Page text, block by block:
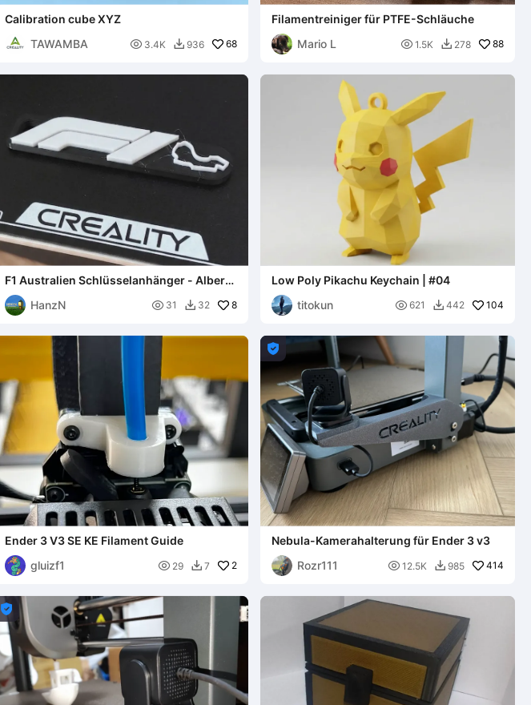
Calibration cube XYZ
TAWAMBA
 3.4K  936 68
Filamentreiniger für PTFE-Schläuche
Mario L
 1.5K  278 88
F1 Australien Schlüsselanhänger - Albert
Park Circuit (Zweifarbige / Fi
HanzN
 31  32 8
Low Poly Pikachu Keychain | #04
titokun
 621  442 104
Ender 3 V3 SE KE Filament Guide
gluizf1
 29  7 2

Nebula-Kamerahalterung für Ender 3 v3
Rozr111
 12.5K  985 414
